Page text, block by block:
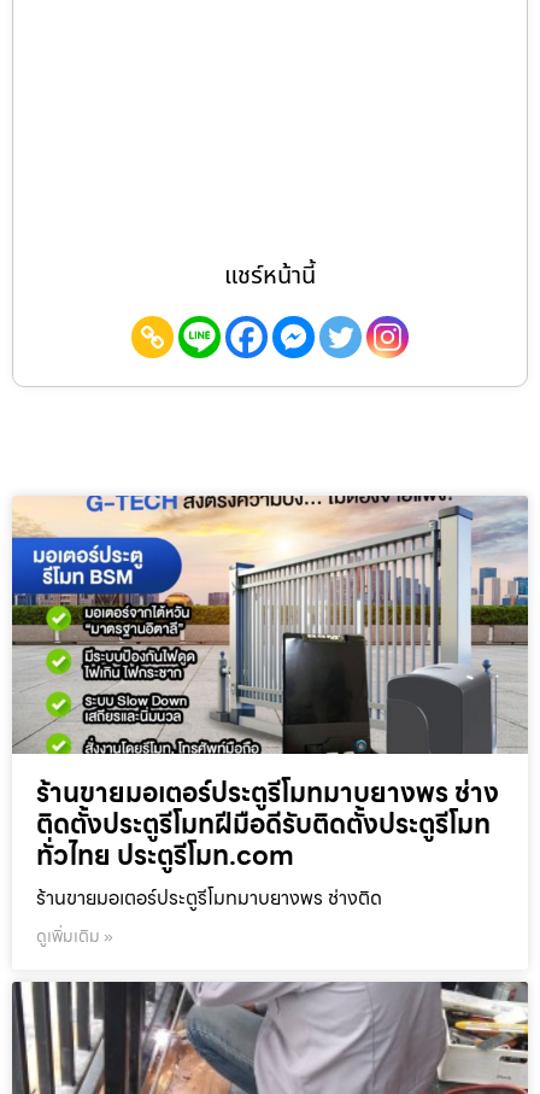
แชร์หน้านี้
ร้านขายมอเตอร์ประตูรีโมทมาบยางพร ช่าง
ติดตั้งประตูรีโมทฝีมือดีรับติดตั้งประตูรีโมท
ทั่วไทย ประตูรีโมท.com
ร้านขายมอเตอร์ประตูรีโมทมาบยางพร ช่างติด
ดูเพิ่มเติม »